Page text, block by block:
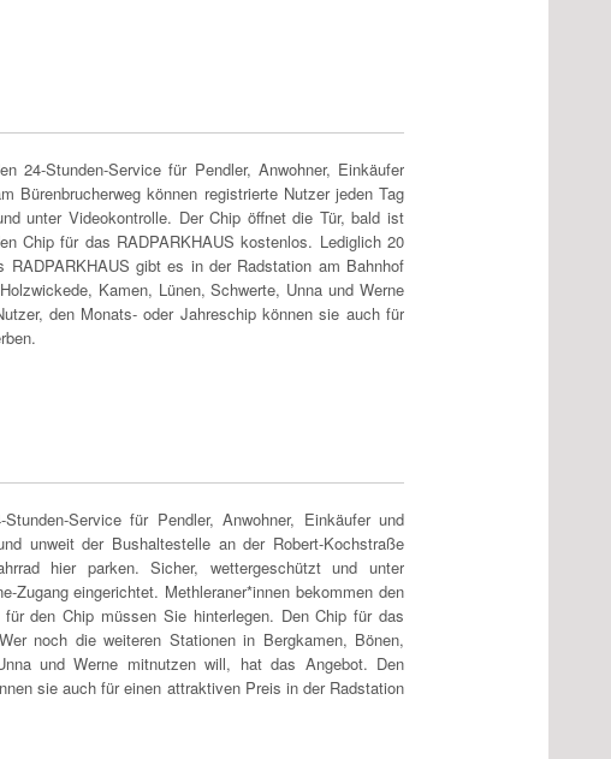
24-Stunden-Service für Pendler, Anwohner, Einkäufer
Bürenbrucherweg können registrierte Nutzer jeden Tag
unter Videokontrolle. Der Chip öffnet die Tür, bald ist
Chip für das RADPARKHAUS kostenlos. Lediglich 20
gibt es in der Radstation am Bahnhof
Kamen, Lünen, Schwerte, Unna und Werne
den Monats- oder Jahreschip können sie auch für
Service für Pendler, Anwohner, Einkäufer und
unweit der Bushaltestelle an der Robert-Kochstraße
hier parken. Sicher, wettergeschützt und unter
Zugang eingerichtet. Methleraner*innen bekommen den
den Chip müssen Sie hinterlegen. Den Chip für das
noch die weiteren Stationen in Bergkamen, Bönen,
und Werne mitnutzen will, hat das Angebot. Den
sie auch für einen attraktiven Preis in der Radstation